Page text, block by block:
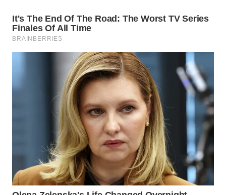
WAHANA
TRAVEL
WAHANANEWS
WAHANANEWS
CO ID
WAHANANEWS
NET